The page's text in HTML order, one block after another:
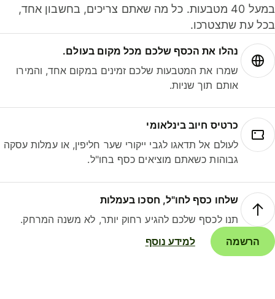
במעל 40 מטבעות. כל מה שאתם צריכים, בחשבון אחד,
עת שתצטרכו.
נהלו את הכסף שלכם מכל מקום בעולם.
שמרו את המטבעות שלכם זמינים במקום אחד, והמירו
אותם תוך שניות.
כרטיס חיוב בינלאומי
לעולם אל תדאגו לגבי ייקורי שער חליפין, או עמלות עסקה
גבוהות כשאתם מוציאים כסף בחו"ל.
שלחו כסף לחו"ל, חסכו בעמלות
תנו לכסף שלכם להגיע רחוק יותר, לא משנה המרחק.
הרשמה
למידע נוסף